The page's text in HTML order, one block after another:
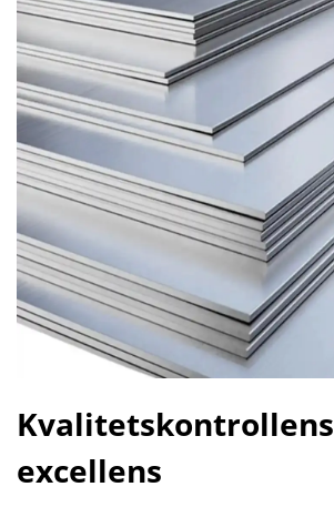
Kvalitetskontrollens
excellens